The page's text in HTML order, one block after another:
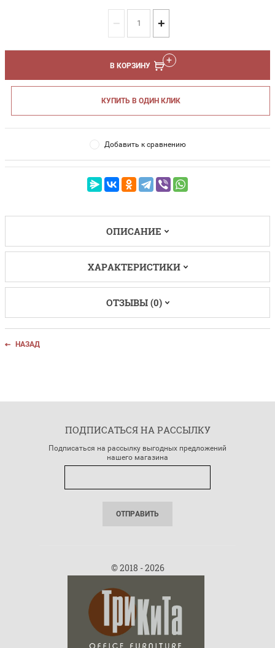
− +
В КОРЗИНУ
КУПИТЬ В ОДИН КЛИК
Добавить к сравнению
ОПИСАНИЕ
ХАРАКТЕРИСТИКИ
ОТЗЫВЫ (0)
НАЗАД
ПОДПИСАТЬСЯ НА РАССЫЛКУ
Подписаться на рассылку выгодных предложений
нашего магазина
ОТПРАВИТЬ
© 2018 - 2026